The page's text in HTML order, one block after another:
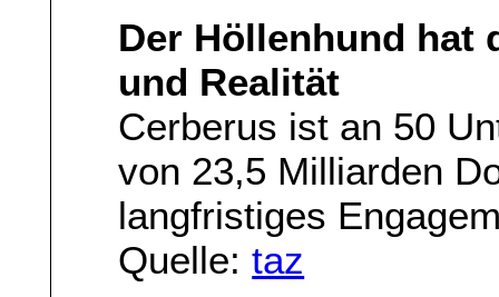
Der Höllenhund hat
und Realität
Cerberus ist an 50
von 23,5 Milliarden
langfristiges
Quelle:taz